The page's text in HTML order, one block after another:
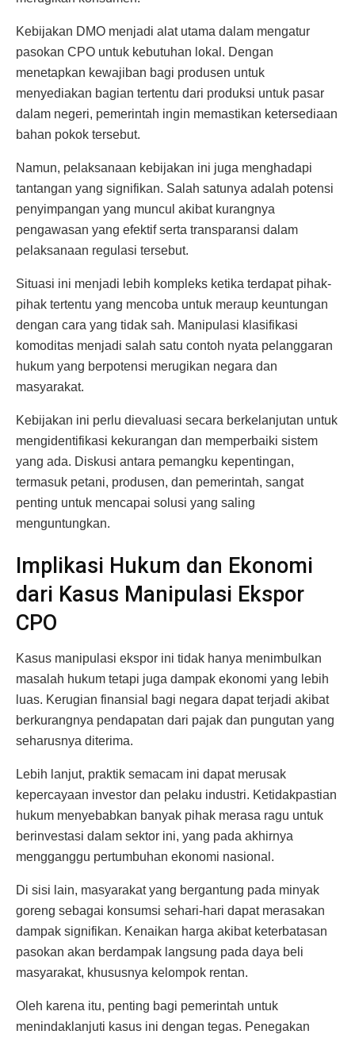
Kebijakan DMO menjadi alat utama dalam mengatur
pasokan CPO untuk kebutuhan lokal. Dengan
menetapkan kewajiban bagi produsen untuk
menyediakan bagian tertentu dari produksi untuk pasar
dalam negeri, pemerintah ingin memastikan ketersediaan
bahan pokok tersebut.
Namun, pelaksanaan kebijakan ini juga menghadapi
tantangan yang signifikan. Salah satunya adalah potensi
penyimpangan yang muncul akibat kurangnya
pengawasan yang efektif serta transparansi dalam
pelaksanaan regulasi tersebut.
Situasi ini menjadi lebih kompleks ketika terdapat pihak-
pihak tertentu yang mencoba untuk meraup keuntungan
dengan cara yang tidak sah. Manipulasi klasifikasi
komoditas menjadi salah satu contoh nyata pelanggaran
hukum yang berpotensi merugikan negara dan
masyarakat.
Kebijakan ini perlu dievaluasi secara berkelanjutan untuk
mengidentifikasi kekurangan dan memperbaiki sistem
yang ada. Diskusi antara pemangku kepentingan,
termasuk petani, produsen, dan pemerintah, sangat
penting untuk mencapai solusi yang saling
menguntungkan.
Implikasi Hukum dan Ekonomi
dari Kasus Manipulasi Ekspor
CPO
Kasus manipulasi ekspor ini tidak hanya menimbulkan
masalah hukum tetapi juga dampak ekonomi yang lebih
luas. Kerugian finansial bagi negara dapat terjadi akibat
berkurangnya pendapatan dari pajak dan pungutan yang
seharusnya diterima.
Lebih lanjut, praktik semacam ini dapat merusak
kepercayaan investor dan pelaku industri. Ketidakpastian
hukum menyebabkan banyak pihak merasa ragu untuk
berinvestasi dalam sektor ini, yang pada akhirnya
mengganggu pertumbuhan ekonomi nasional.
Di sisi lain, masyarakat yang bergantung pada minyak
goreng sebagai konsumsi sehari-hari dapat merasakan
dampak signifikan. Kenaikan harga akibat keterbatasan
pasokan akan berdampak langsung pada daya beli
masyarakat, khususnya kelompok rentan.
Oleh karena itu, penting bagi pemerintah untuk
menindaklanjuti kasus ini dengan tegas. Penegakan